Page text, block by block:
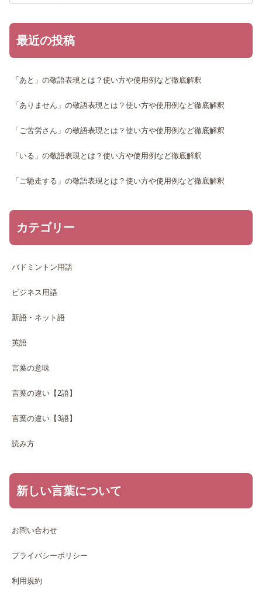
最近の投稿
「あと」の敬語表現とは？使い方や使用例など徹底解釈
「ありません」の敬語表現とは？使い方や使用例など徹底解釈
「ご苦労さん」の敬語表現とは？使い方や使用例など徹底解釈
「いる」の敬語表現とは？使い方や使用例など徹底解釈
「ご馳走する」の敬語表現とは？使い方や使用例など徹底解釈
カテゴリー
バドミントン用語
ビジネス用語
新語・ネット語
英語
言葉の意味
言葉の違い【2語】
言葉の違い【3語】
読み方
新しい言葉について
お問い合わせ
プライバシーポリシー
利用規約